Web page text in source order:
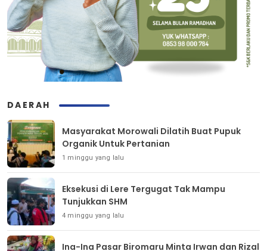
DAERAH
Masyarakat Morowali Dilatih Buat Pupuk
Organik Untuk Pertanian
1 minggu yang lalu
Eksekusi di Lere Tergugat Tak Mampu
Tunjukkan SHM
4 minggu yang lalu
Ina-Ina Pasar Biromaru Minta Irwan dan Rizal